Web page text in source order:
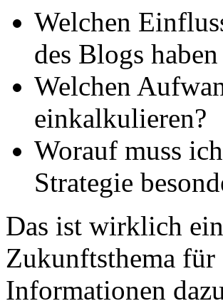
Welchen
des Blogs haben
Welchen
einkalkulieren?
Worauf muss
Strategie
Das ist wirklich
Zukunftsthema für
Informationen